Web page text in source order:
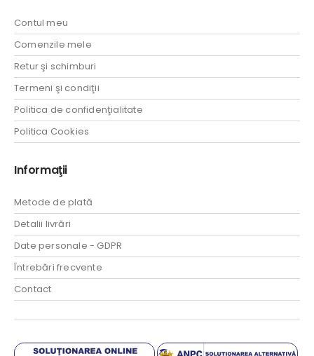
Contul meu
Comenzile mele
Retur şi schimburi
Termeni şi condiţii
Politica de confidenţialitate
Politica Cookies
Informaţii
Metode de plată
Detalii livrări
Date personale - GDPR
Întrebări frecvente
Contact